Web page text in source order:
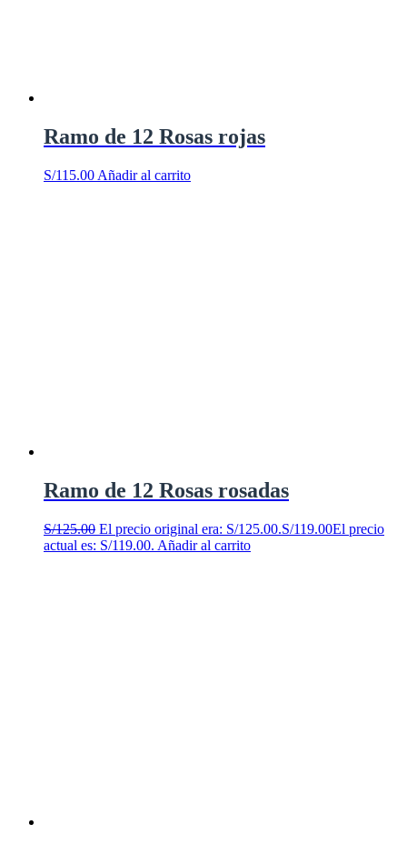
Ramo de 12 Rosas rojas
S/115.00 Añadir al carrito
Ramo de 12 Rosas rosadas
S/125.00 El precio original era: S/125.00.S/119.00El precio
actual es: S/119.00. Añadir al carrito